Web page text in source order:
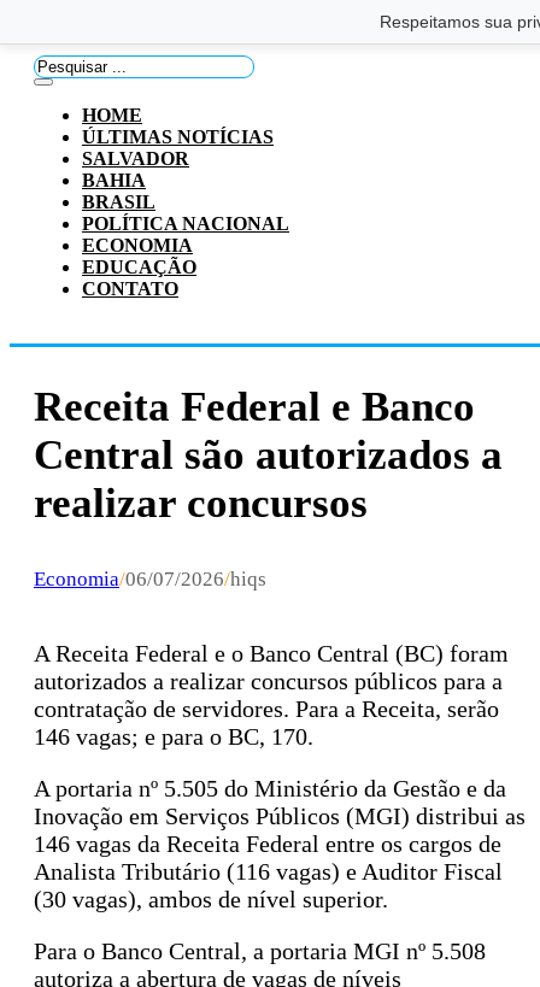
Respeitamos sua
Pesquisar
...
HOME
ÚLTIMAS NOTÍCIAS
SALVADOR
BAHIA
BRASIL
POLÍTICA NACIONAL
ECONOMIA
EDUCAÇÃO
CONTATO
Receita Federal e Banco
Central são autorizados a
realizar concursos
Economia/06/07/2026/hiqs
A Receita Federal e o Banco Central (BC) foram
autorizados a realizar concursos públicos para a
contratação de servidores. Para a Receita, serão
146 vagas; e para o BC, 170.
A portaria nº 5.505 do Ministério da Gestão e da
Inovação em Serviços Públicos (MGI) distribui as
146 vagas da Receita Federal entre os cargos de
Analista Tributário (116 vagas) e Auditor Fiscal
(30 vagas), ambos de nível superior.
Para o Banco Central, a portaria MGI nº 5.508
autoriza a abertura de vagas de níveis